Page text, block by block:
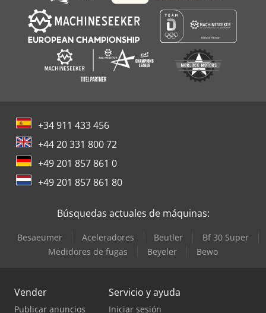
+34 911 433 456
+44 20 331 800 72
+49 201 857 861 0
+49 201 857 861 80
Búsquedas actuales de máquinas:
Besaeumer Aceleradores Beutler
Bf 30 Super
Medidores de fugas
Beyeler Bewo
Vender
Publicar anuncios
Servicio y ayuda
Iniciar sesión